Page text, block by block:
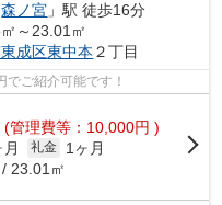
森ノ宮 」駅 徒歩16分
～23.01㎡
成区東中本 ２丁目
ご紹介可能です！
(管理費等：10,000円 )
礼金
1ヶ月
23.01㎡